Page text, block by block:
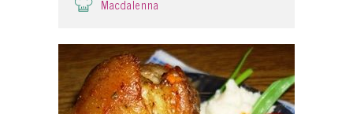
Macdalenna